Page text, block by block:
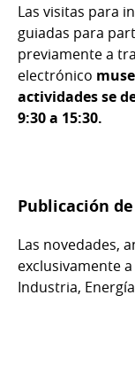
Las visitas para
guiadas para
previamente a
electrónico
actividades se
9:30 a 15:30.
Publicación
Las novedades,
exclusivamente
Industria,